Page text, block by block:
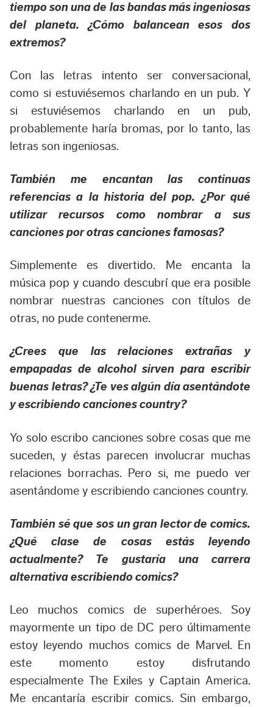
tiempo son una de las bandas más ingeniosas
del planeta. ¿Cómo balancean esos dos
extremos?
Con las letras intento ser conversacional,
como si estuviésemos charlando en un pub. Y
si estuviésemos charlando en un pub,
probablemente haría bromas, por lo tanto, las
letras son ingeniosas.
También me encantan las continuas
referencias a la historia del pop. ¿Por qué
utilizar recursos como nombrar a sus
canciones por otras canciones famosas?
Simplemente es divertido. Me encanta la
música pop y cuando descubrí que era posible
nombrar nuestras canciones con títulos de
otras, no pude contenerme.
¿Crees que las relaciones extrañas y
empapadas de alcohol sirven para escribir
buenas letras? ¿Te ves algún día asentándote
y escribiendo canciones country?
Yo solo escribo canciones sobre cosas que me
suceden, y éstas parecen involucrar muchas
relaciones borrachas. Pero si, me puedo ver
asentándome y escribiendo canciones country.
También sé que sos un gran lector de comics.
¿Qué clase de cosas estás leyendo
actualmente? Te gustaría una carrera
alternativa escribiendo comics?
Leo muchos comics de superhéroes. Soy
mayormente un tipo de DC pero últimamente
estoy leyendo muchos comics de Marvel. En
este momento estoy disfrutando
especialmente The Exiles y Captain America.
Me encantaría escribir comics. Sin embargo,